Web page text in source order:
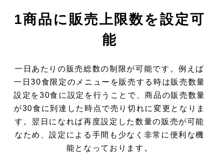
1商品に販売上限数を設定可
能
一日あたりの販売総数の制限が可能です。例えば
一日30食限定のメニューを販売する時は販売数量
設定を30食に設定を行うことで、商品の販売数量
が30食に到達した時点で売り切れに変更となりま
す。翌日になれば再度設定した数量の販売が可能
なため、設定による手間も少なく非常に便利な機
能となっております。